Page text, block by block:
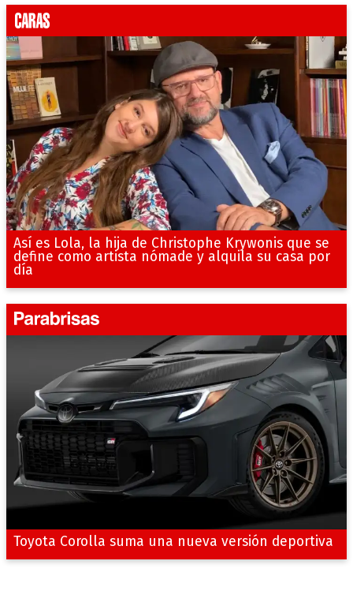
Así es Lola, la hija de Christophe Krywonis que se
define como artista nómade y alquila su casa por
día
Toyota Corolla suma una nueva versión deportiva